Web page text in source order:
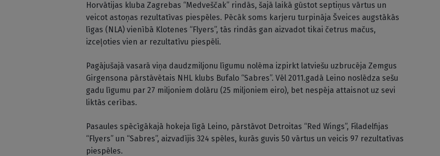
Horvātijas kluba Zagrebas “Medveščak” rindās, šajā laikā gūstot septiņus vārtus un
veicot astoņas rezultatīvas piespēles. Pēcāk soms karjeru turpināja Šveices augstākās
līgas (NLA) vienībā Klotenes “Flyers”, tās rindās gan aizvadot tikai četrus mačus,
izceļoties vien ar rezultatīvu piespēli.
Pagājušajā vasarā viņa daudzmiljonu līgumu nolēma izpirkt latviešu uzbrucēja Zemgus
Girgensona pārstāvētais NHL klubs Bufalo “Sabres”. Vēl 2011.gadā Leino noslēdza sešu
gadu līgumu par 27 miljoniem dolāru (25 miljoniem eiro), bet nespēja attaisnot uz sevi
liktās cerības.
Pasaules spēcīgākajā hokeja līgā Leino, pārstāvot Detroitas “Red Wings”, Filadelfijas
“Flyers” un “Sabres”, aizvadījis 324 spēles, kurās guvis 50 vārtus un veicis 97 rezultatīvas
piespēles.